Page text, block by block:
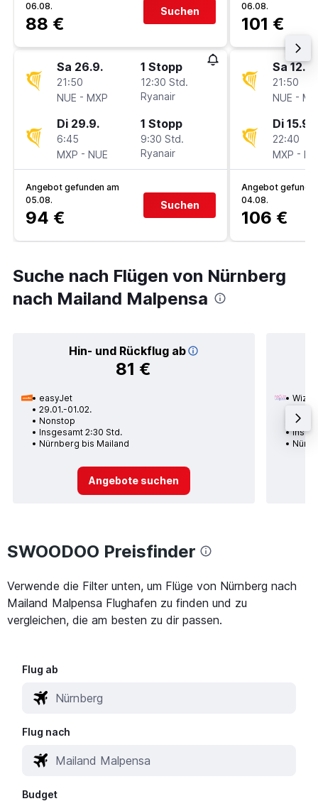
06.08.
88 €
Suchen
Sa 26.9.
21:50
NUE - MXP
1 Stopp
12:30 Std.
Ryanair
Di 29.9.
6:45
MXP - NUE
1 Stopp
9:30 Std.
Ryanair
Angebot gefunden am
05.08.
94 €
Suchen
06.08.
101 €
Sa 12.9.
21:50
NUE -
Di 15.9.
22:40
MXP -
Angebot
04.08.
106 €
Suche nach Flügen von Nürnberg
nach Mailand Malpensa
Hin- und Rückflug ab
81 €
easyJet
29.01.-01.02.
Nonstop
Insgesamt 2:30 Std.
Nürnberg bis Mailand
Angebote suchen
Wizz
1
SWOODOO Preisfinder
Verwende die Filter unten, um Flüge von Nürnberg nach
Mailand Malpensa Flughafen zu finden und zu
vergleichen, die am besten zu dir passen.
Flug ab
Flug nach
Budget